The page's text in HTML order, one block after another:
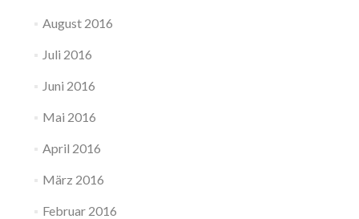
August 2016
Juli 2016
Juni 2016
Mai 2016
April 2016
März 2016
Februar 2016